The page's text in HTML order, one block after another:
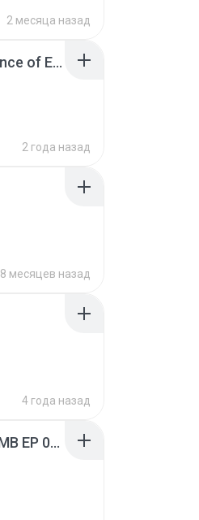
2 месяца назад
Wrath & Glory - Aeldari - Inheritance of Embers.pdf
2 года назад
8 месяцев назад
4 года назад
[Witanime.com] RKNGMNNTSRCMB EP 06 HD.mp4